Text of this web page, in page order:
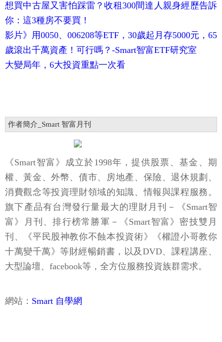
想買中古屋又害怕踩雷？收租300間達人親身經歷告訴
你：這3種房不要買！
影片》用0050、006208等ETF，30歲起月存5000元，65
歲滾出千萬資產！可行嗎？-Smart智富ETF研究室
大變局年，6大投資重點一次看
作者簡介_Smart 智富月刊
《Smart智富》成立於1998年，提供股票、基金、期
權、黃金、外幣、債市、房地產、保險、退休規劃、
消費觀念等投資理財領域的知識、情報與課程服務。
旗下產品有台灣發行量最大的理財月刊－《Smart智
富》月刊、排行榜常勝軍－《Smart智富》密技雙月
刊、《平民股神教你不蝕本投資術》《權證小哥教你
十萬變千萬》等財經暢銷書，以及DVD、課程講座、
大型論壇、facebook等，全方位服務投資族群需求。
網站： Smart 自學網